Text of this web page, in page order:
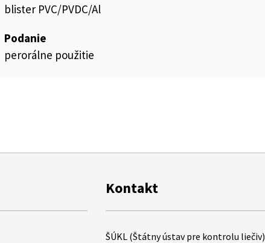
blister PVC/PVDC/Al
Podanie
perorálne použitie
Kontakt
ŠÚKL (Štátny ústav pre kontrolu liečiv)